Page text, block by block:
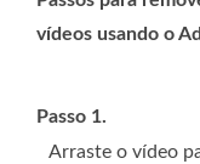
vídeos usando o
Passo 1.
Arraste o vídeo